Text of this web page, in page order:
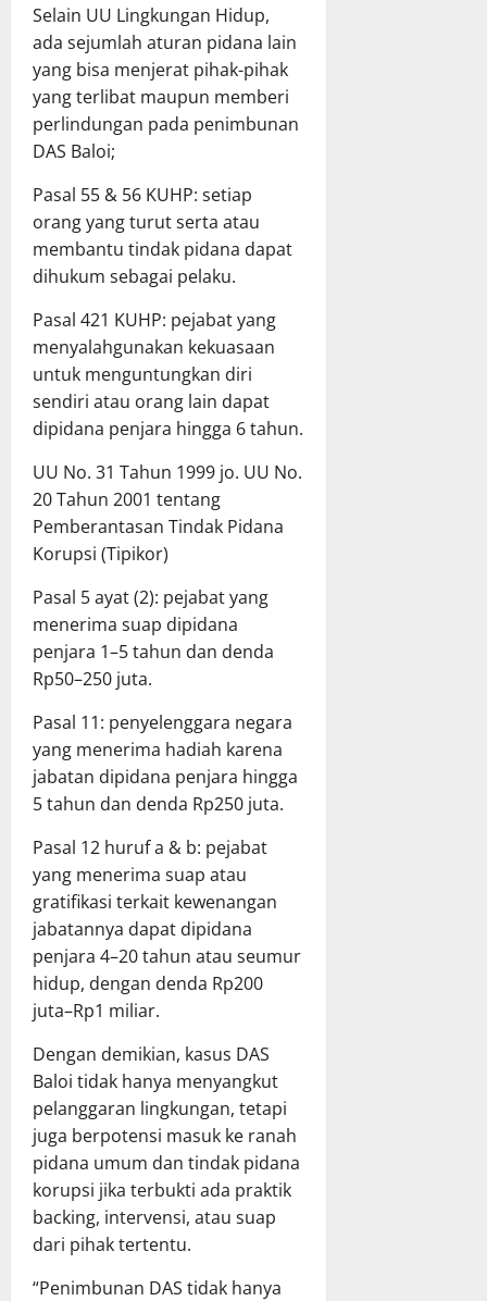
Selain UU Lingkungan Hidup,
ada sejumlah aturan pidana lain
yang bisa menjerat pihak-pihak
yang terlibat maupun memberi
perlindungan pada penimbunan
DAS Baloi;
Pasal 55 & 56 KUHP: setiap
orang yang turut serta atau
membantu tindak pidana dapat
dihukum sebagai pelaku.
Pasal 421 KUHP: pejabat yang
menyalahgunakan kekuasaan
untuk menguntungkan diri
sendiri atau orang lain dapat
dipidana penjara hingga 6 tahun.
UU No. 31 Tahun 1999 jo. UU No.
20 Tahun 2001 tentang
Pemberantasan Tindak Pidana
Korupsi (Tipikor)
Pasal 5 ayat (2): pejabat yang
menerima suap dipidana
penjara 1–5 tahun dan denda
Rp50–250 juta.
Pasal 11: penyelenggara negara
yang menerima hadiah karena
jabatan dipidana penjara hingga
5 tahun dan denda Rp250 juta.
Pasal 12 huruf a & b: pejabat
yang menerima suap atau
gratifikasi terkait kewenangan
jabatannya dapat dipidana
penjara 4–20 tahun atau seumur
hidup, dengan denda Rp200
juta–Rp1 miliar.
Dengan demikian, kasus DAS
Baloi tidak hanya menyangkut
pelanggaran lingkungan, tetapi
juga berpotensi masuk ke ranah
pidana umum dan tindak pidana
korupsi jika terbukti ada praktik
backing, intervensi, atau suap
dari pihak tertentu.
“Penimbunan DAS tidak hanya